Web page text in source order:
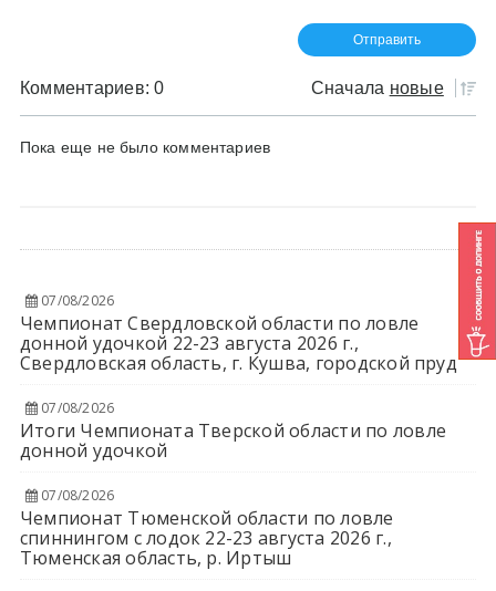
Комментариев: 0 Сначала новые
Пока еще не было комментариев
07/08/2026
Чемпионат Свердловской области по ловле
донной удочкой 22-23 августа 2026 г.,
Свердловская область, г. Кушва, городской пруд
07/08/2026
Итоги Чемпионата Тверской области по ловле
донной удочкой
07/08/2026
Чемпионат Тюменской области по ловле
спиннингом с лодок 22-23 августа 2026 г.,
Тюменская область, р. Иртыш